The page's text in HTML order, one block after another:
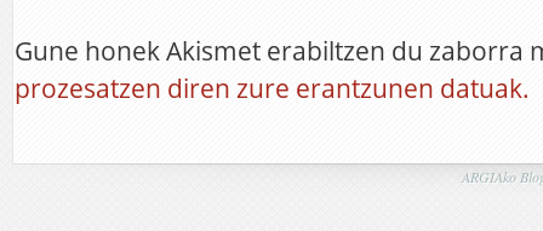
Gune honek Akismet erabiltzen du zaborra
prozesatzen diren zure erantzunen datuak.
ARGIAko